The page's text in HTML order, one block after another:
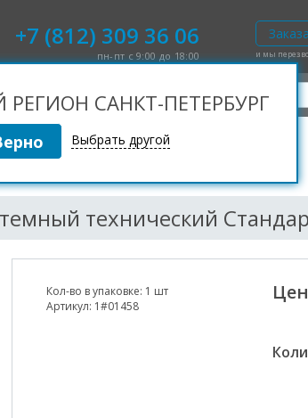
+7 (812) 309 36 06
пн-пт с 9:00 до 18:00 и мы
САНКТ-ПЕТЕРБУРГ
Выбрать другой
технический
Кол-во в упаковке: 1 шт
Артикул: 1#01458